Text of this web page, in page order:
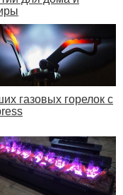
газовых горелок с